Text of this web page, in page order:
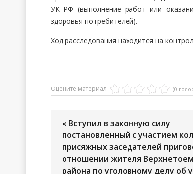
УК РФ (выполнение работ или
здоровья потребителей).
Ход расследования находится на
Оцените материал (0
« Вступил в законную силу
постановленный с участием
присяжных заседателей
отношении жителя
района по уголовному делу об